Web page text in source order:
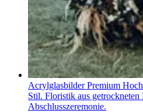
Acrylglasbilder Premium
Stil. Floristik aus
Abschlusszeremonie.